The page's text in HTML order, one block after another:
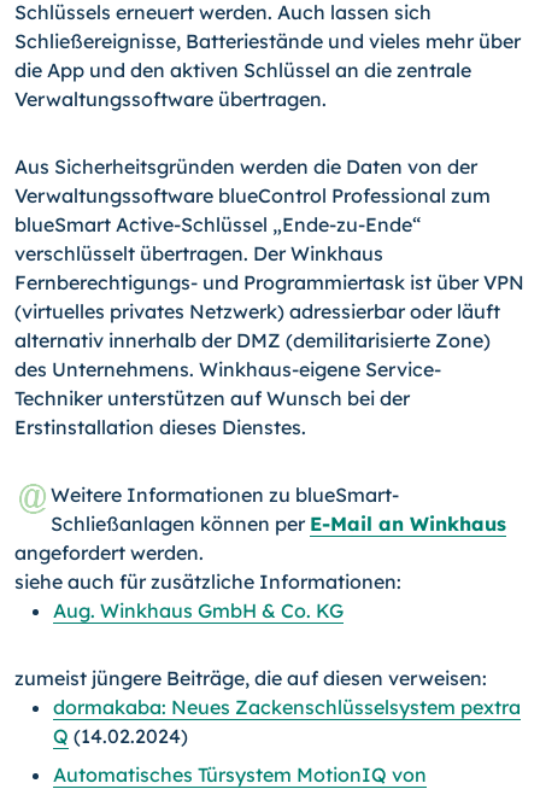
Schlüssels erneuert werden. Auch lassen sich
Schließereignisse, Batteriestände und vieles mehr über
die App und den aktiven Schlüssel an die zentrale
Verwaltungssoftware übertragen.
Aus Sicherheitsgründen werden die Daten von der
Verwaltungssoftware blueControl Professional zum
blueSmart Active-Schlüssel „Ende-zu-Ende“
verschlüsselt übertragen. Der Winkhaus
Fernberechtigungs- und Programmiertask ist über VPN
(virtuelles privates Netzwerk) adressierbar oder läuft
alternativ innerhalb der DMZ (demilitarisierte Zone)
des Unternehmens. Winkhaus-eigene Service-
Techniker unterstützen auf Wunsch bei der
Erstinstallation dieses Dienstes.
Weitere Informationen zu blueSmart-
Schließanlagen können per E-Mail an Winkhaus
angefordert werden.
siehe auch für zusätzliche Informationen:
Aug. Winkhaus GmbH & Co. KG
zumeist jüngere Beiträge, die auf diesen verweisen:
dormakaba: Neues Zackenschlüsselsystem pextra
Q (14.02.2024)
Automatisches Türsystem MotionIQ von